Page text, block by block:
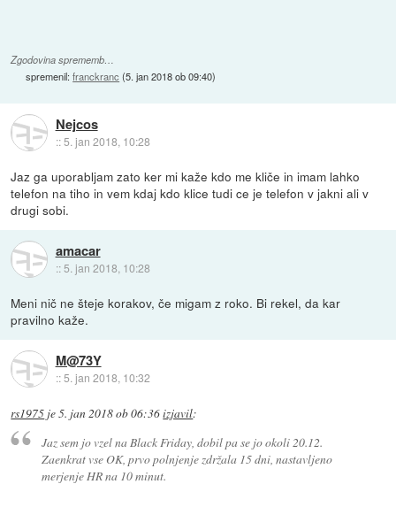
Zgodovina sprememb…
spremenil:franckranc (5. jan 2018 ob 09:40)
Nejcos
::5. jan 2018, 10:28
Jaz ga uporabljam zato ker mi kaže kdo me kliče in imam lahko
telefon na tiho in vem kdaj kdo klice tudi ce je telefon v jakni ali v
drugi sobi.
amacar
:: 5. jan 2018, 10:28
Meni nič ne šteje korakov, če migam z roko. Bi rekel, da kar
pravilno kaže.
M@73Y
::5. jan 2018, 10:32
rs1975 je5. jan 2018 ob 06:36izjavil:
Jaz sem jo vzel na Black Friday, dobil pa se jo okoli 20.12.
Zaenkrat vse OK, prvo polnjenje zdržala 15 dni, nastavljeno
merjenje HR na 10 minut.